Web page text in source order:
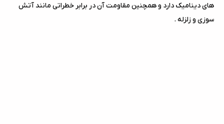
های دینامیک دارد و همچنین مقاومت آن در برابر خطراتی مانند آتش
سوزی و زلزله .